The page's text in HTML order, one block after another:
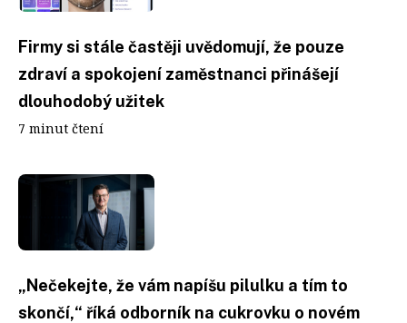
Firmy si stále častěji uvědomují, že pouze
zdraví a spokojení zaměstnanci přinášejí
dlouhodobý užitek
7 minut čtení
„Nečekejte, že vám napíšu pilulku a tím to
skončí,“ říká odborník na cukrovku o novém